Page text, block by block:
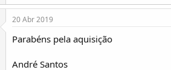
20 Abr 2019
Parabéns pela aquisição
André Santos